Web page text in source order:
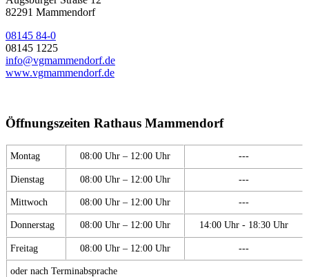
82291 Mammendorf
08145 84-0
08145 1225
info@vgmammendorf.de
www.vgmammendorf.de
Öffnungszeiten Rathaus Mammendorf
Montag 08:00 Uhr – 12:00 Uhr ---
Dienstag 08:00 Uhr – 12:00 Uhr ---
Mittwoch 08:00 Uhr – 12:00 Uhr ---
Donnerstag 08:00 Uhr – 12:00 Uhr 14:00 Uhr - 18:30 Uhr
Freitag 08:00 Uhr – 12:00 Uhr ---
oder nach Terminabsprache